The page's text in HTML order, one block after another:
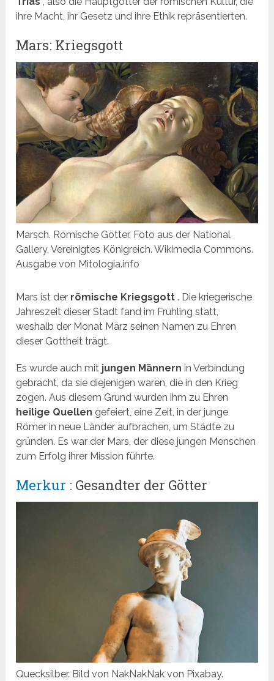
ihre Macht, ihr Gesetz und ihre Ethik repräsentierten.
Mars: Kriegsgott
Marsch. Römische Götter. Foto aus der National
Gallery, Vereinigtes Königreich. Wikimedia Commons.
Ausgabe von Mitologia.info
Mars ist der römische Kriegsgott . Die kriegerische
Jahreszeit dieser Stadt fand im Frühling statt,
weshalb der Monat März seinen Namen zu Ehren
dieser Gottheit trägt.
Es wurde auch mit jungen Männern in Verbindung
gebracht, da sie diejenigen waren, die in den Krieg
zogen. Aus diesem Grund wurden ihm zu Ehren
heilige Quellen gefeiert, eine Zeit, in der junge
Römer in neue Länder aufbrachen, um Städte zu
gründen. Es war der Mars, der diese jungen Menschen
zum Erfolg ihrer Mission führte.
Merkur : Gesandter der Götter
Quecksilber. Bild von NakNakNak von Pixabay.